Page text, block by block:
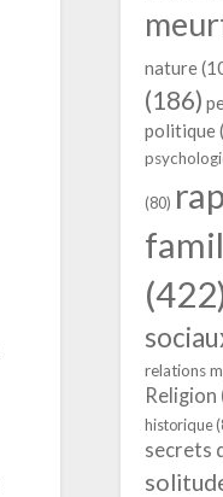
nature
(186)
politique
(80)
relations
Religion
historique
secrets